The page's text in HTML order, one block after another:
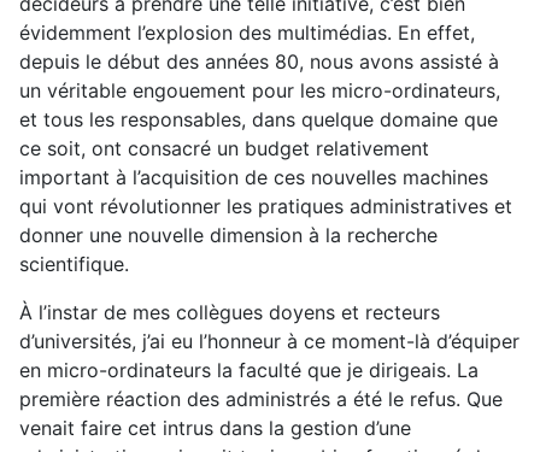
évidemment l’explosion des multimédias. En effet,
depuis le début des années 80, nous avons assisté à
un véritable engouement pour les micro-ordinateurs,
et tous les responsables, dans quelque domaine que
ce soit, ont consacré un budget relativement
important à l’acquisition de ces nouvelles machines
qui vont révolutionner les pratiques administratives et
donner une nouvelle dimension à la recherche
scientifique.
À l’instar de mes collègues doyens et recteurs
d’universités, j’ai eu l’honneur à ce moment-là d’équiper
en micro-ordinateurs la faculté que je dirigeais. La
première réaction des administrés a été le refus. Que
venait faire cet intrus dans la gestion d’une